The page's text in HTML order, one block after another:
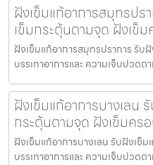
ฝังเข็มแก้อาการสมุทรปร
เข็มกระตุ้นตามจุด ฝังเข็
ฝังเข็มแก้อาการสมุทรปราการ รับ
บรรเทาอาการและ ความเจ็บปวด
ฝังเข็มแก้อาการบางเลน
กระตุ้นตามจุด ฝังเข็มคร
ฝังเข็มแก้อาการบางเลน รับฝังเข็
บรรเทาอาการและ ความเจ็บปวดต